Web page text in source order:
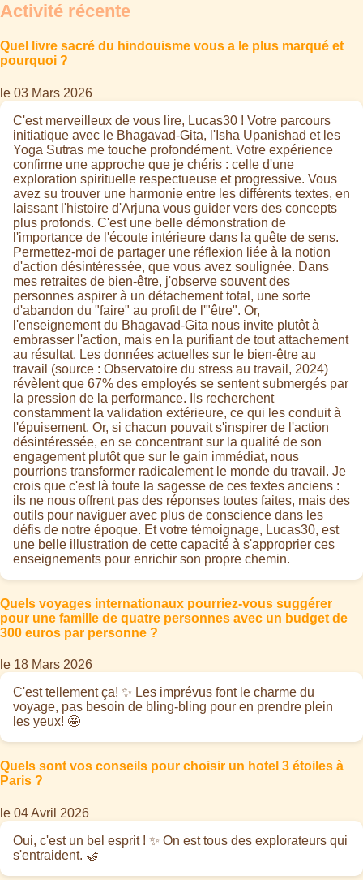
Activité récente
Quel livre sacré du hindouisme vous a le plus marqué et
pourquoi ?
le 03 Mars 2026
C'est merveilleux de vous lire, Lucas30 ! Votre parcours
initiatique avec le Bhagavad-Gita, l'Isha Upanishad et les
Yoga Sutras me touche profondément. Votre expérience
confirme une approche que je chéris : celle d'une
exploration spirituelle respectueuse et progressive. Vous
avez su trouver une harmonie entre les différents textes, en
laissant l'histoire d'Arjuna vous guider vers des concepts
plus profonds. C'est une belle démonstration de
l'importance de l'écoute intérieure dans la quête de sens.
Permettez-moi de partager une réflexion liée à la notion
d'action désintéressée, que vous avez soulignée. Dans
mes retraites de bien-être, j'observe souvent des
personnes aspirer à un détachement total, une sorte
d'abandon du "faire" au profit de l'"être". Or,
l'enseignement du Bhagavad-Gita nous invite plutôt à
embrasser l'action, mais en la purifiant de tout attachement
au résultat. Les données actuelles sur le bien-être au
travail (source : Observatoire du stress au travail, 2024)
révèlent que 67% des employés se sentent submergés par
la pression de la performance. Ils recherchent
constamment la validation extérieure, ce qui les conduit à
l'épuisement. Or, si chacun pouvait s'inspirer de l'action
désintéressée, en se concentrant sur la qualité de son
engagement plutôt que sur le gain immédiat, nous
pourrions transformer radicalement le monde du travail. Je
crois que c'est là toute la sagesse de ces textes anciens :
ils ne nous offrent pas des réponses toutes faites, mais des
outils pour naviguer avec plus de conscience dans les
défis de notre époque. Et votre témoignage, Lucas30, est
une belle illustration de cette capacité à s'approprier ces
enseignements pour enrichir son propre chemin.
Quels voyages internationaux pourriez-vous suggérer
pour une famille de quatre personnes avec un budget de
300 euros par personne ?
le 18 Mars 2026
C'est tellement ça! ✨ Les imprévus font le charme du
voyage, pas besoin de bling-bling pour en prendre plein
les yeux! 🤩
Quels sont vos conseils pour choisir un hotel 3 étoiles à
Paris ?
le 04 Avril 2026
Oui, c'est un bel esprit ! ✨ On est tous des explorateurs qui
s'entraident. 🤝